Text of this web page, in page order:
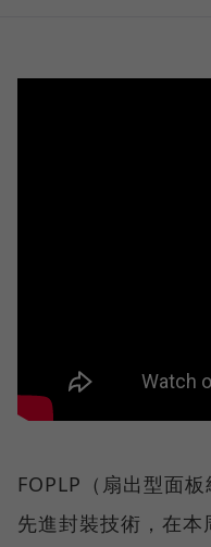
FOPLP（扇出型面
先進封裝技術，在